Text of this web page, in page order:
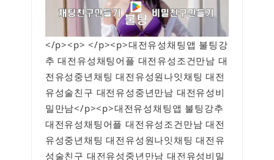
</p><p> </p><p>대전유성채팅앱 불팅강
추 대전유성채팅어플 대전유성조건만남 대
전유성중년채팅 대전유성원나잇채팅 대전
유성술친구 대전유성중년만남 대전유성비
밀만남</p><p>대전유성채팅앱 불팅강추
대전유성채팅어플 대전유성조건만남 대전
유성중년채팅 대전유성원나잇채팅 대전유
성술친구 대전유성중년만남 대전유성비밀